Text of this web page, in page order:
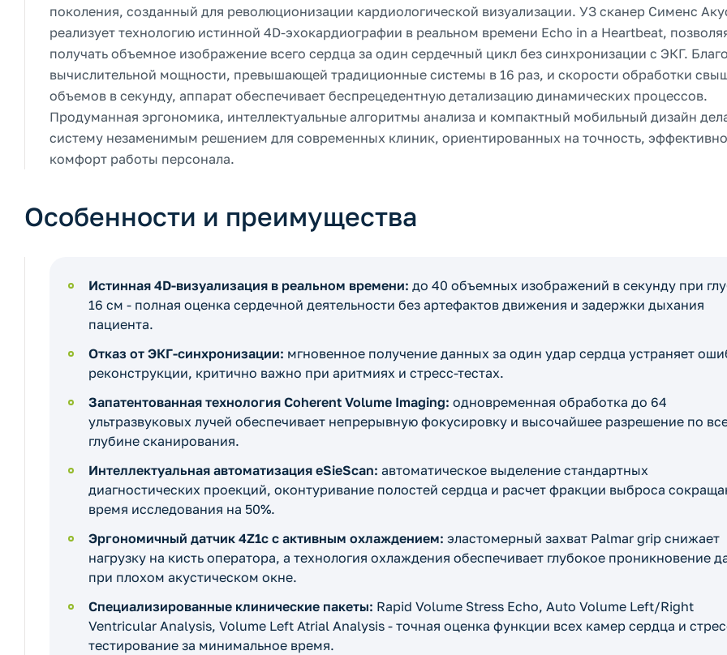
поколения, созданный для революционизации кардиологической визуализации. УЗ сканер Сименс
реализует технологию истинной 4D-эхокардиографии в реальном времени Echo in a Heartbeat,
получать объемное изображение всего сердца за один сердечный цикл без синхронизации с ЭКГ.
вычислительной мощности, превышающей традиционные системы в 16 раз, и скорости обработки
объемов в секунду, аппарат обеспечивает беспрецедентную детализацию динамических процессов.
Продуманная эргономика, интеллектуальные алгоритмы анализа и компактный мобильный дизайн
систему незаменимым решением для современных клиник, ориентированных на точность,
комфорт работы персонала.
Особенности и преимущества
Истинная 4D-визуализация в реальном времени: до 40 объемных изображений в секунду при
16 см - полная оценка сердечной деятельности без артефактов движения и задержки дыхания
пациента.
Отказ от ЭКГ-синхронизации: мгновенное получение данных за один удар сердца устраняет
реконструкции, критично важно при аритмиях и стресс-тестах.
Запатентованная технология Coherent Volume Imaging: одновременная обработка до 64
ультразвуковых лучей обеспечивает непрерывную фокусировку и высочайшее разрешение по
глубине сканирования.
Интеллектуальная автоматизация eSieScan: автоматическое выделение стандартных
диагностических проекций, оконтуривание полостей сердца и расчет фракции выброса
время исследования на 50%.
Эргономичный датчик 4Z1c с активным охлаждением: эластомерный захват Palmar grip снижает
нагрузку на кисть оператора, а технология охлаждения обеспечивает глубокое проникновение
при плохом акустическом окне.
Специализированные клинические пакеты: Rapid Volume Stress Echo, Auto Volume Left/Right
Ventricular Analysis, Volume Left Atrial Analysis - точная оценка функции всех камер сердца и
тестирование за минимальное время.